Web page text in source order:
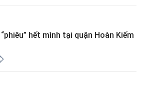
hết mình tại quận Hoàn Kiếm